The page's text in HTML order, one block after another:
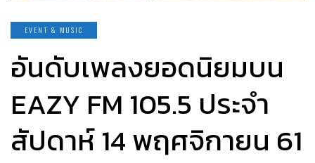
EVENT & MUSIC
อันดับเพลงยอดนิยมบน
EAZY FM 105.5 ประจำ
สัปดาห์ 14 พฤศจิกายน 61